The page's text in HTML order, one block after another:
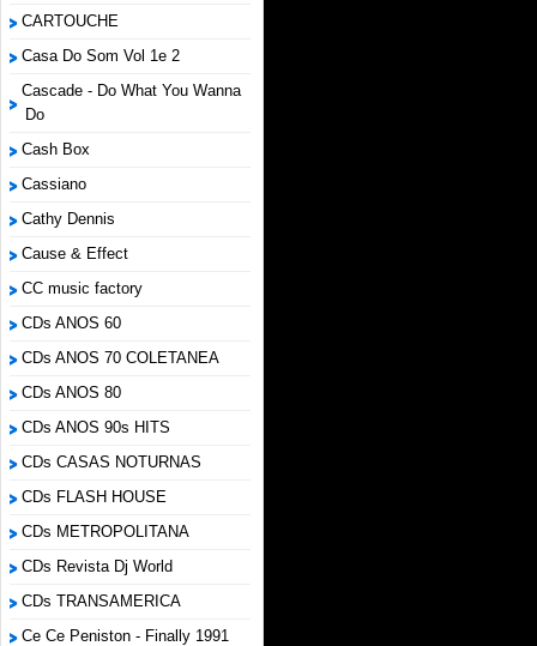
CARTOUCHE
Casa Do Som Vol 1e 2
Cascade - Do What You Wanna
Do
Cash Box
Cassiano
Cathy Dennis
Cause & Effect
CC music factory
CDs ANOS 60
CDs ANOS 70 COLETANEA
CDs ANOS 80
CDs ANOS 90s HITS
CDs CASAS NOTURNAS
CDs FLASH HOUSE
CDs METROPOLITANA
CDs Revista Dj World
CDs TRANSAMERICA
Ce Ce Peniston - Finally 1991